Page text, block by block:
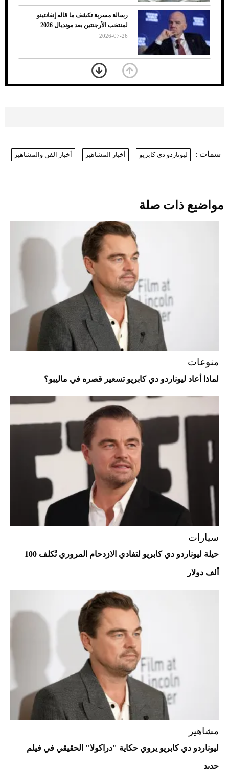
7 نصائح لاختيار لون البنطلون المناسب للقميص
الأسود
أغلى 10 عطور في العالم للرجال تمنحك فخامة
Aston Martin Valiant: على هوى الأبطال
أفضل تدريج للشعر الطويل لإطلالة جريئة وعصرية
رسالة مسربة تكشف ما قاله إنفانتينو
لمنتخب الأرجنتين بعد مونديال 2026
2026-07-26
«الجوازات» تكشف طريقة استخراج رقم
الحدود للزائر عبر أبشر
دوران الأرض؟
2026-07-25
Comeback" في جدة (فيديو)
2026-07-25
سمات : ليوناردو دي كابريو أخبار المشاهير أخبار الفن والمشاهير
مواضيع ذات صلة
منوعات
لماذا أعاد ليوناردو دي كابريو تسعير قصره في ماليبو؟
سيارات
حيلة ليوناردو دي كابريو لتفادي الازدحام المروري تُكلف 100
ألف دولار
مشاهير
ليوناردو دي كابريو يروي حكاية "دراكولا" الحقيقي في فيلم
جديد